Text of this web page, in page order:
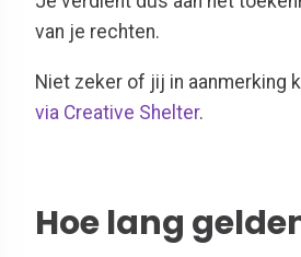
van je rechten.
Niet zeker of jij in aanmerking
via Creative Shelter.
Hoe lang